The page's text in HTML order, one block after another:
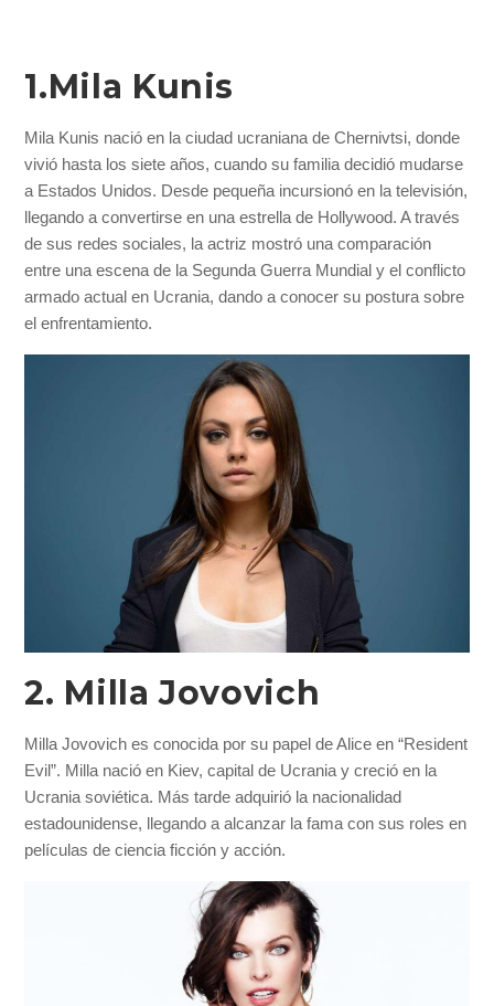
1.Mila Kunis
Mila Kunis nació en la ciudad ucraniana de Chernivtsi, donde
vivió hasta los siete años, cuando su familia decidió mudarse
a Estados Unidos. Desde pequeña incursionó en la televisión,
llegando a convertirse en una estrella de Hollywood. A través
de sus redes sociales, la actriz mostró una comparación
entre una escena de la Segunda Guerra Mundial y el conflicto
armado actual en Ucrania, dando a conocer su postura sobre
el enfrentamiento.
2. Milla Jovovich
Milla Jovovich es conocida por su papel de Alice en “Resident
Evil”. Milla nació en Kiev, capital de Ucrania y creció en la
Ucrania soviética. Más tarde adquirió la nacionalidad
estadounidense, llegando a alcanzar la fama con sus roles en
películas de ciencia ficción y acción.